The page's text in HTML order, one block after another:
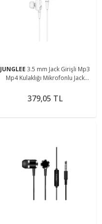
JUNGLEE 3.5 mm Jack Girişli Mp3
Mp4 Kulaklığı Mikrofonlu Jack
379,05 TL